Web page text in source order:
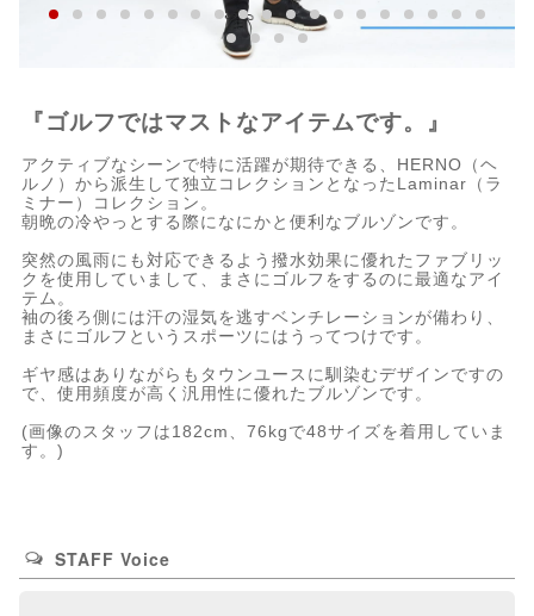
『ゴルフではマストなアイテムです。』
アクティブなシーンで特に活躍が期待できる、HERNO（ヘ
ルノ）から派生して独立コレクションとなったLaminar（ラ
ミナー）コレクション。
朝晩の冷やっとする際になにかと便利なブルゾンです。
突然の風雨にも対応できるよう撥水効果に優れたファブリッ
クを使用していまして、まさにゴルフをするのに最適なアイ
テム。
袖の後ろ側には汗の湿気を逃すベンチレーションが備わり、
まさにゴルフというスポーツにはうってつけです。
ギヤ感はありながらもタウンユースに馴染むデザインですの
で、使用頻度が高く汎用性に優れたブルゾンです。
(画像のスタッフは182cm、76kgで48サイズを着用していま
す。)
STAFF Voice